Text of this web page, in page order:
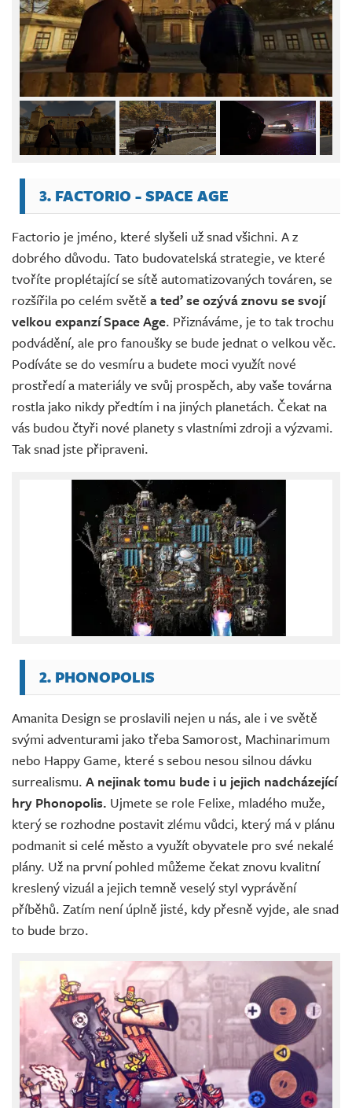
3. FACTORIO - SPACE AGE
Factorio je jméno, které slyšeli už snad všichni. A z
dobrého důvodu. Tato budovatelská strategie, ve které
tvoříte proplétající se sítě automatizovaných továren, se
rozšířila po celém světě a teď se ozývá znovu se svojí
velkou expanzí Space Age. Přiznáváme, je to tak trochu
podvádění, ale pro fanoušky se bude jednat o velkou věc.
Podíváte se do vesmíru a budete moci využít nové
prostředí a materiály ve svůj prospěch, aby vaše továrna
rostla jako nikdy předtím i na jiných planetách. Čekat na
vás budou čtyři nové planety s vlastními zdroji a výzvami.
Tak snad jste připraveni.
2. PHONOPOLIS
Amanita Design se proslavili nejen u nás, ale i ve světě
svými adventurami jako třeba Samorost, Machinarimum
nebo Happy Game, které s sebou nesou silnou dávku
surrealismu. A nejinak tomu bude i u jejich nadcházející
hry Phonopolis. Ujmete se role Felixe, mladého muže,
který se rozhodne postavit zlému vůdci, který má v plánu
podmanit si celé město a využít obyvatele pro své nekalé
plány. Už na první pohled můžeme čekat znovu kvalitní
kreslený vizuál a jejich temně veselý styl vyprávění
příběhů. Zatím není úplně jisté, kdy přesně vyjde, ale snad
to bude brzo.